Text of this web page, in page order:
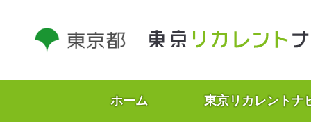
ホーム 東京リカレントナ